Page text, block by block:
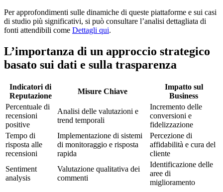
Per approfondimenti sulle dinamiche di queste piattaforme e sui casi
di studio più significativi, si può consultare l’analisi dettagliata di
fonti attendibili come Dettagli qui.
L’importanza di un approccio strategico
basato sui dati e sulla trasparenza
Indicatori di
Reputazione
Misure Chiave
Impatto sul
Business
Percentuale di
recensioni
positive
Analisi delle valutazioni e
trend temporali
Incremento delle
conversioni e
fidelizzazione
Tempo di
risposta alle
recensioni
Implementazione di sistemi
di monitoraggio e risposta
rapida
Percezione di
affidabilità e cura del
cliente
Sentiment
analysis
Valutazione qualitativa dei
commenti
Identificazione delle
aree di
miglioramento